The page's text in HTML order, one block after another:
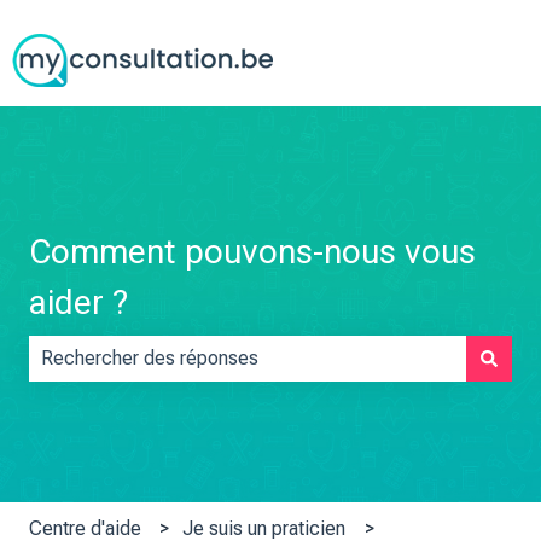
Comment pouvons-nous vous
aider ?
Centre d'aide Je suis un praticien